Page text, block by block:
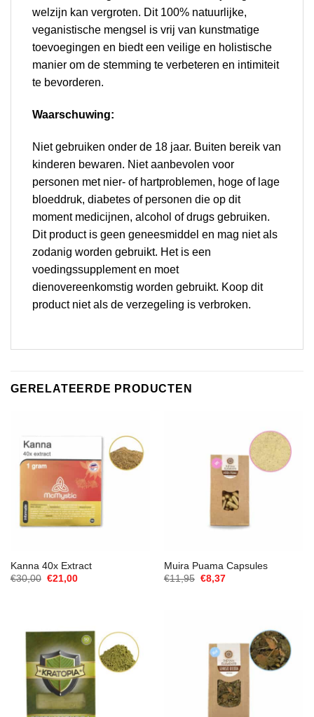
welzijn kan vergroten. Dit 100% natuurlijke,
veganistische mengsel is vrij van kunstmatige
toevoegingen en biedt een veilige en holistische
manier om de stemming te verbeteren en intimiteit
te bevorderen.
Waarschuwing:
Niet gebruiken onder de 18 jaar. Buiten bereik van
kinderen bewaren. Niet aanbevolen voor
personen met nier- of hartproblemen, hoge of lage
bloeddruk, diabetes of personen die op dit
moment medicijnen, alcohol of drugs gebruiken.
Dit product is geen geneesmiddel en mag niet als
zodanig worden gebruikt. Het is een
voedingssupplement en moet
dienovereenkomstig worden gebruikt. Koop dit
product niet als de verzegeling is verbroken.
GERELATEERDE PRODUCTEN
Kanna 40x Extract
€30,00 Oorspronkelijke
€21,00Huidige
Muira Puama Capsules
€11,95 Oorspronkelijke
€8,37Huidige